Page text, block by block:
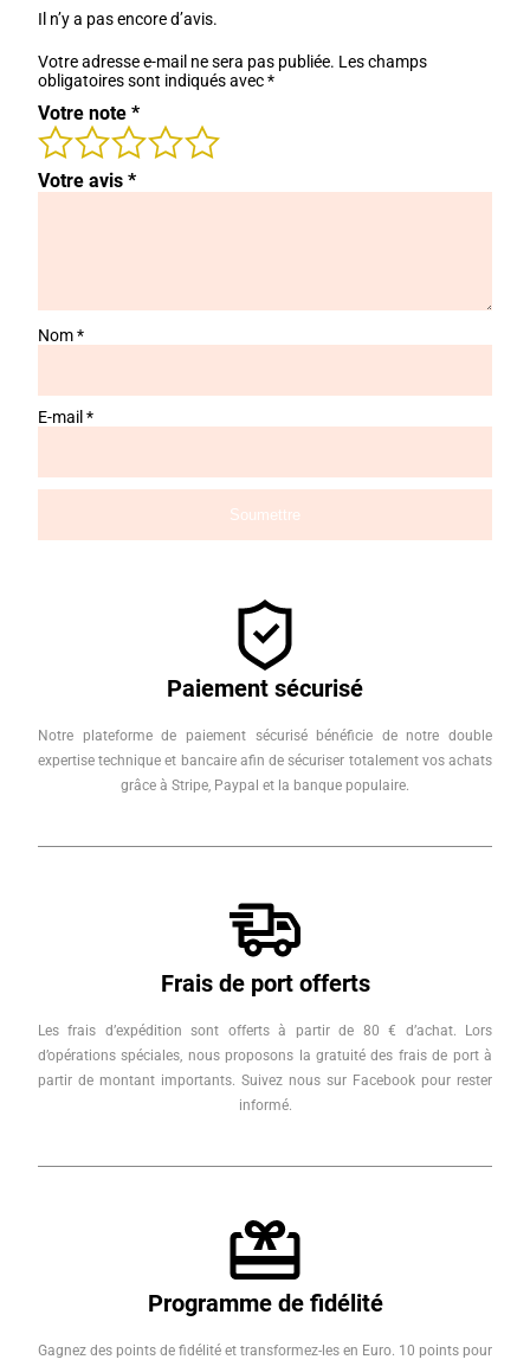
Il n’y a pas encore d’avis.
Votre adresse e-mail ne sera pas publiée. Les champs
obligatoires sont indiqués avec*
Votre note *
Votre avis *
Nom*
E-mail *
Paiement sécurisé
Notre plateforme de paiement sécurisé bénéficie de notre double
expertise technique et bancaire afin de sécuriser totalement vos achats
grâce à Stripe, Paypal et la banque populaire.
Frais de port offerts
Les frais d’expédition sont offerts à partir de 80 € d’achat. Lors
d’opérations spéciales, nous proposons la gratuité des frais de port à
partir de montant importants. Suivez nous sur Facebook pour rester
informé.
Programme de fidélité
Gagnez des points de fidélité et transformez-les en Euro. 10 points pour